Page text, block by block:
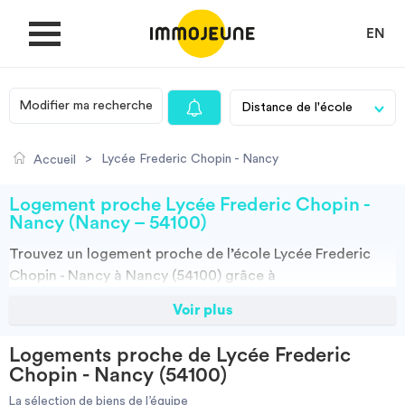
EN
MON COMPTE
Je cherche un logement
Villes
Modifier ma recherche
Accueil > Lycée Frederic Chopin - Nancy
Logement proche Lycée Frederic Chopin -
Nancy (Nancy – 54100)
Trouvez un logement proche de l’école Lycée Frederic
Chopin - Nancy à Nancy (54100) grâce à
Découvrez nos milliers d’offres de locations proches de
locations par particuliers, par agences et colocations.
Vous avez tous les choix.
Voir plus
Logements proche de Lycée Frederic
Chopin - Nancy (54100)
La sélection de biens de l’équipe